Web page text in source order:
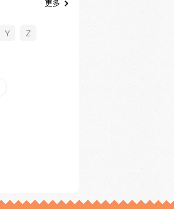
更多
Y Z